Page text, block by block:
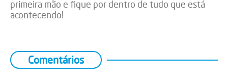
primeira mão e fique por dentro de tudo que está
acontecendo!
Comentários